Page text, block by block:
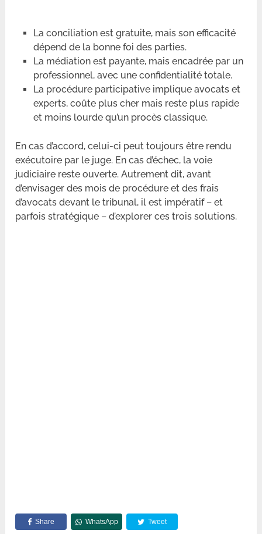
La conciliation est gratuite, mais son efficacité
dépend de la bonne foi des parties.
La médiation est payante, mais encadrée par un
professionnel, avec une confidentialité totale.
La procédure participative implique avocats et
experts, coûte plus cher mais reste plus rapide
et moins lourde qu’un procès classique.
En cas d’accord, celui-ci peut toujours être rendu
exécutoire par le juge. En cas d’échec, la voie
judiciaire reste ouverte. Autrement dit, avant
d’envisager des mois de procédure et des frais
d’avocats devant le tribunal, il est impératif – et
parfois stratégique – d’explorer ces trois solutions.
Share WhatsApp Tweet